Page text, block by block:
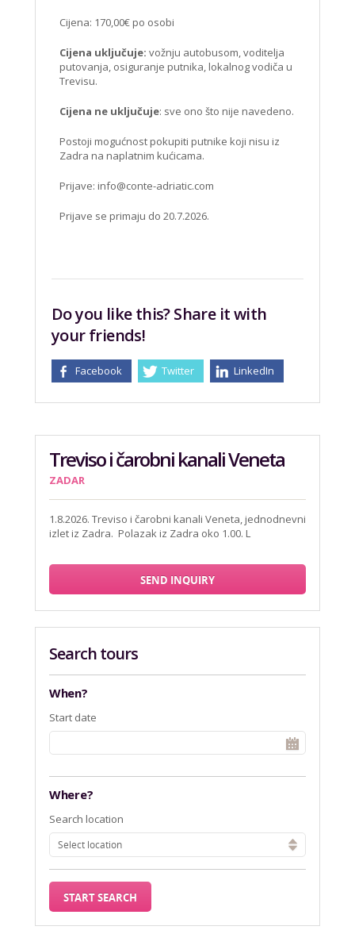
Cijena: 170,00€ po osobi
Cijena uključuje: vožnju autobusom, voditelja
putovanja, osiguranje putnika, lokalnog vodiča u
Trevisu.
Cijena ne uključuje: sve ono što nije navedeno.
Postoji mogućnost pokupiti putnike koji nisu iz
Zadra na naplatnim kućicama.
Prijave: info@conte-adriatic.com
Prijave se primaju do 20.7.2026.
Do you like this? Share it with
your friends!
Facebook Twitter LinkedIn
Treviso i čarobni kanali Veneta
ZADAR
1.8.2026. Treviso i čarobni kanali Veneta, jednodnevni
izlet iz Zadra. Polazak iz Zadra oko 1.00. L
SEND INQUIRY
Search tours
When?
Start date
Where?
Search location
Select location